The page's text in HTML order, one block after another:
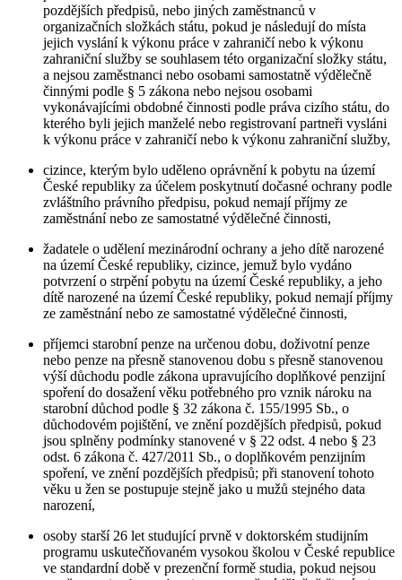
pozdějších předpisů, nebo jiných zaměstnanců v
organizačních složkách státu, pokud je následují do místa
jejich vyslání k výkonu práce v zahraničí nebo k výkonu
zahraniční služby se souhlasem této organizační složky státu,
a nejsou zaměstnanci nebo osobami samostatně výdělečně
činnými podle § 5 zákona nebo nejsou osobami
vykonávajícími obdobné činnosti podle práva cizího státu, do
kterého byli jejich manželé nebo registrovaní partneři vysláni
k výkonu práce v zahraničí nebo k výkonu zahraniční služby,
cizince, kterým bylo uděleno oprávnění k pobytu na území
České republiky za účelem poskytnutí dočasné ochrany podle
zvláštního právního předpisu, pokud nemají příjmy ze
zaměstnání nebo ze samostatné výdělečné činnosti,
žadatele o udělení mezinárodní ochrany a jeho dítě narozené
na území České republiky, cizince, jemuž bylo vydáno
potvrzení o strpění pobytu na území České republiky, a jeho
dítě narozené na území České republiky, pokud nemají příjmy
ze zaměstnání nebo ze samostatné výdělečné činnosti,
příjemci starobní penze na určenou dobu, doživotní penze
nebo penze na přesně stanovenou dobu s přesně stanovenou
výší důchodu podle zákona upravujícího doplňkové penzijní
spoření do dosažení věku potřebného pro vznik nároku na
starobní důchod podle § 32 zákona č. 155/1995 Sb., o
důchodovém pojištění, ve znění pozdějších předpisů, pokud
jsou splněny podmínky stanovené v § 22 odst. 4 nebo § 23
odst. 6 zákona č. 427/2011 Sb., o doplňkovém penzijním
spoření, ve znění pozdějších předpisů; při stanovení tohoto
věku u žen se postupuje stejně jako u mužů stejného data
narození,
osoby starší 26 let studující prvně v doktorském studijním
programu uskutečňovaném vysokou školou v České republice
ve standardní době v prezenční formě studia, pokud nejsou